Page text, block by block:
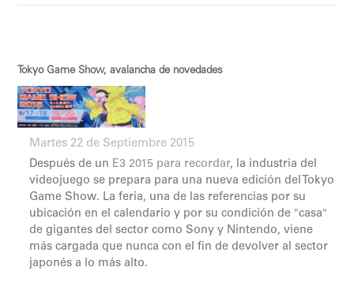
Tokyo Game Show, avalancha de novedades
Martes 22 de Septiembre 2015
Después de un E3 2015 para recordar, la industria del
videojuego se prepara para una nueva edición del Tokyo
Game Show. La feria, una de las referencias por su
ubicación en el calendario y por su condición de "casa"
de gigantes del sector como Sony y Nintendo, viene
más cargada que nunca con el fin de devolver al sector
japonés a lo más alto.